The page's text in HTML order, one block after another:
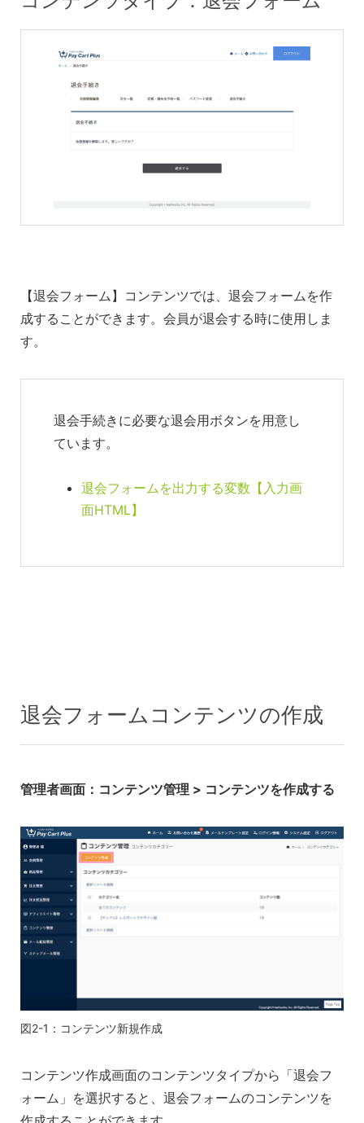
【退会フォーム】コンテンツでは、退会フォームを作
成することができます。会員が退会する時に使用しま
す。
退会手続きに必要な退会用ボタンを用意し
ています。
退会フォームを出力する変数【入力画
面HTML】
退会フォームコンテンツの作成
管理者画面：コンテンツ管理 > コンテンツを作成する
図2-1：コンテンツ新規作成
コンテンツ作成画面のコンテンツタイプから「退会フ
ォーム」を選択すると、退会フォームのコンテンツを